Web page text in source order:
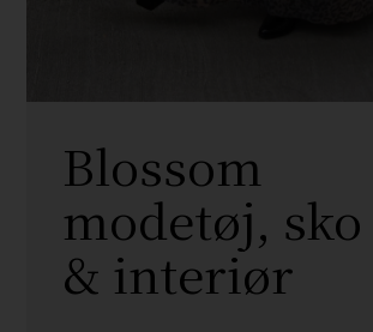
Blossom
modetøj, sko
& interiør